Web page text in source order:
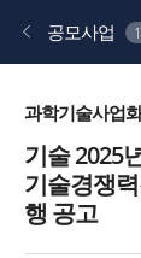
공모사업
과학기술사업
기술 2025
기술경쟁
행 공고